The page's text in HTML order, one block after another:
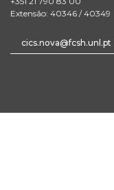
Extensão: 40346 / 40349
cics.nova@fcsh.unl.pt